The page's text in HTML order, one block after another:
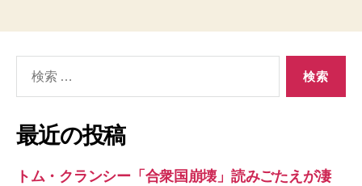
象:
最近の投稿
トム・クランシー「合衆国崩壊」読みごたえが凄